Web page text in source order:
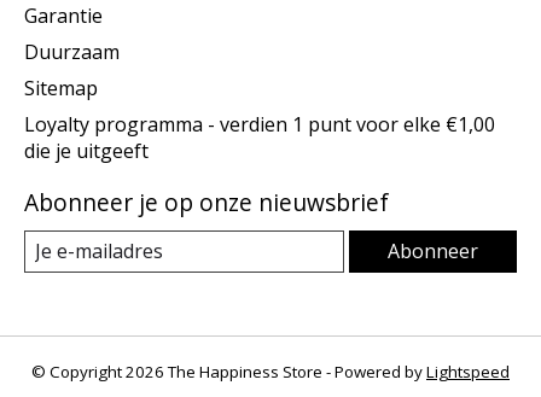
Garantie
Duurzaam
Sitemap
Loyalty programma - verdien 1 punt voor elke €1,00
die je uitgeeft
Abonneer je op onze nieuwsbrief
Abonneer
© Copyright 2026 The Happiness Store - Powered byLightspeed